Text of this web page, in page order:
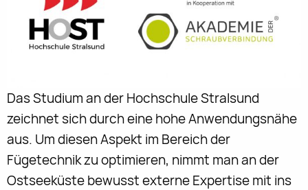
Das Studium an der Hochschule Stralsund
zeichnet sich durch eine hohe Anwendungsnähe
aus. Um diesen Aspekt im Bereich der
Fügetechnik zu optimieren, nimmt man an der
Ostseeküste bewusst externe Expertise mit ins